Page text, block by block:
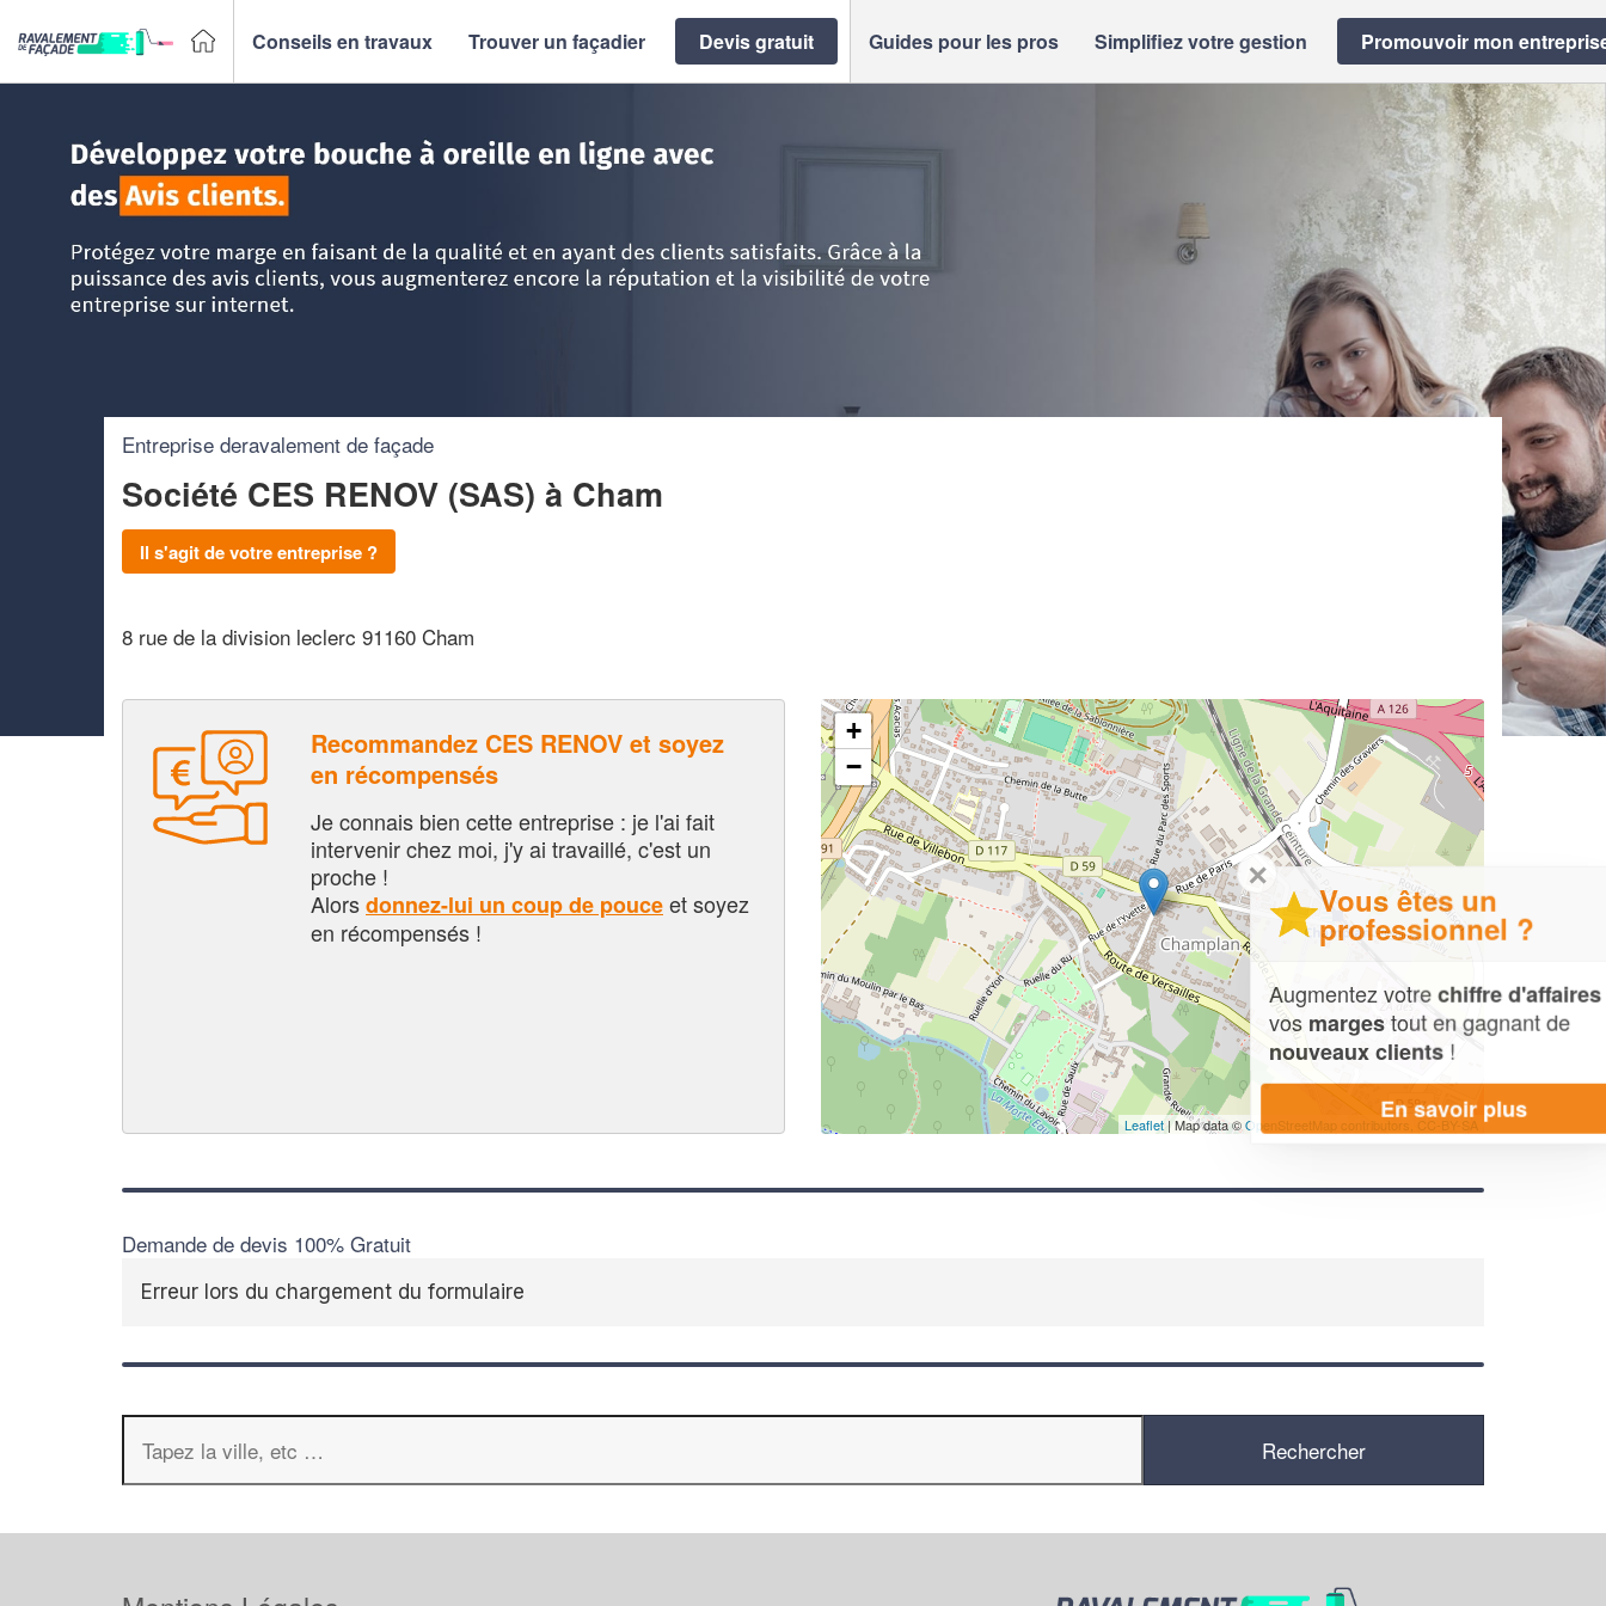
Conseils en travaux Trouver un façadier Devis gratuit Guides pour les pros Simplifiez votre gestion Promouvoir mon
Entreprise deravalement de façade
Société CES RENOV (SAS) à Cham
Il s'agit de votre entreprise ?
8 rue de la division leclerc 91160 Cham
Recommandez CES RENOV et soyez
en récompensés
Je connais bien cette entreprise : je l'ai fait
intervenir chez moi, j'y ai travaillé, c'est un
proche !
Alorsdonnez-lui un coup de pouceet soyez
en récompensés !
+
−
Leaflet| Map data ©OpenStreetMap contributors, CC-BY-SA
Demande de devis 100% Gratuit
Erreur lors du chargement du formulaire
✕
Vous êtes un
professionnel ?
Augmentez votrechiffre d'affaireset
vos
margestout en gagnant de
nouveaux clients!
En savoir plus